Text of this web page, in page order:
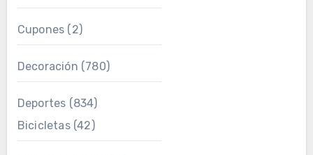
Cupones (2)
Decoración (780)
Deportes (834)
Bicicletas(42)